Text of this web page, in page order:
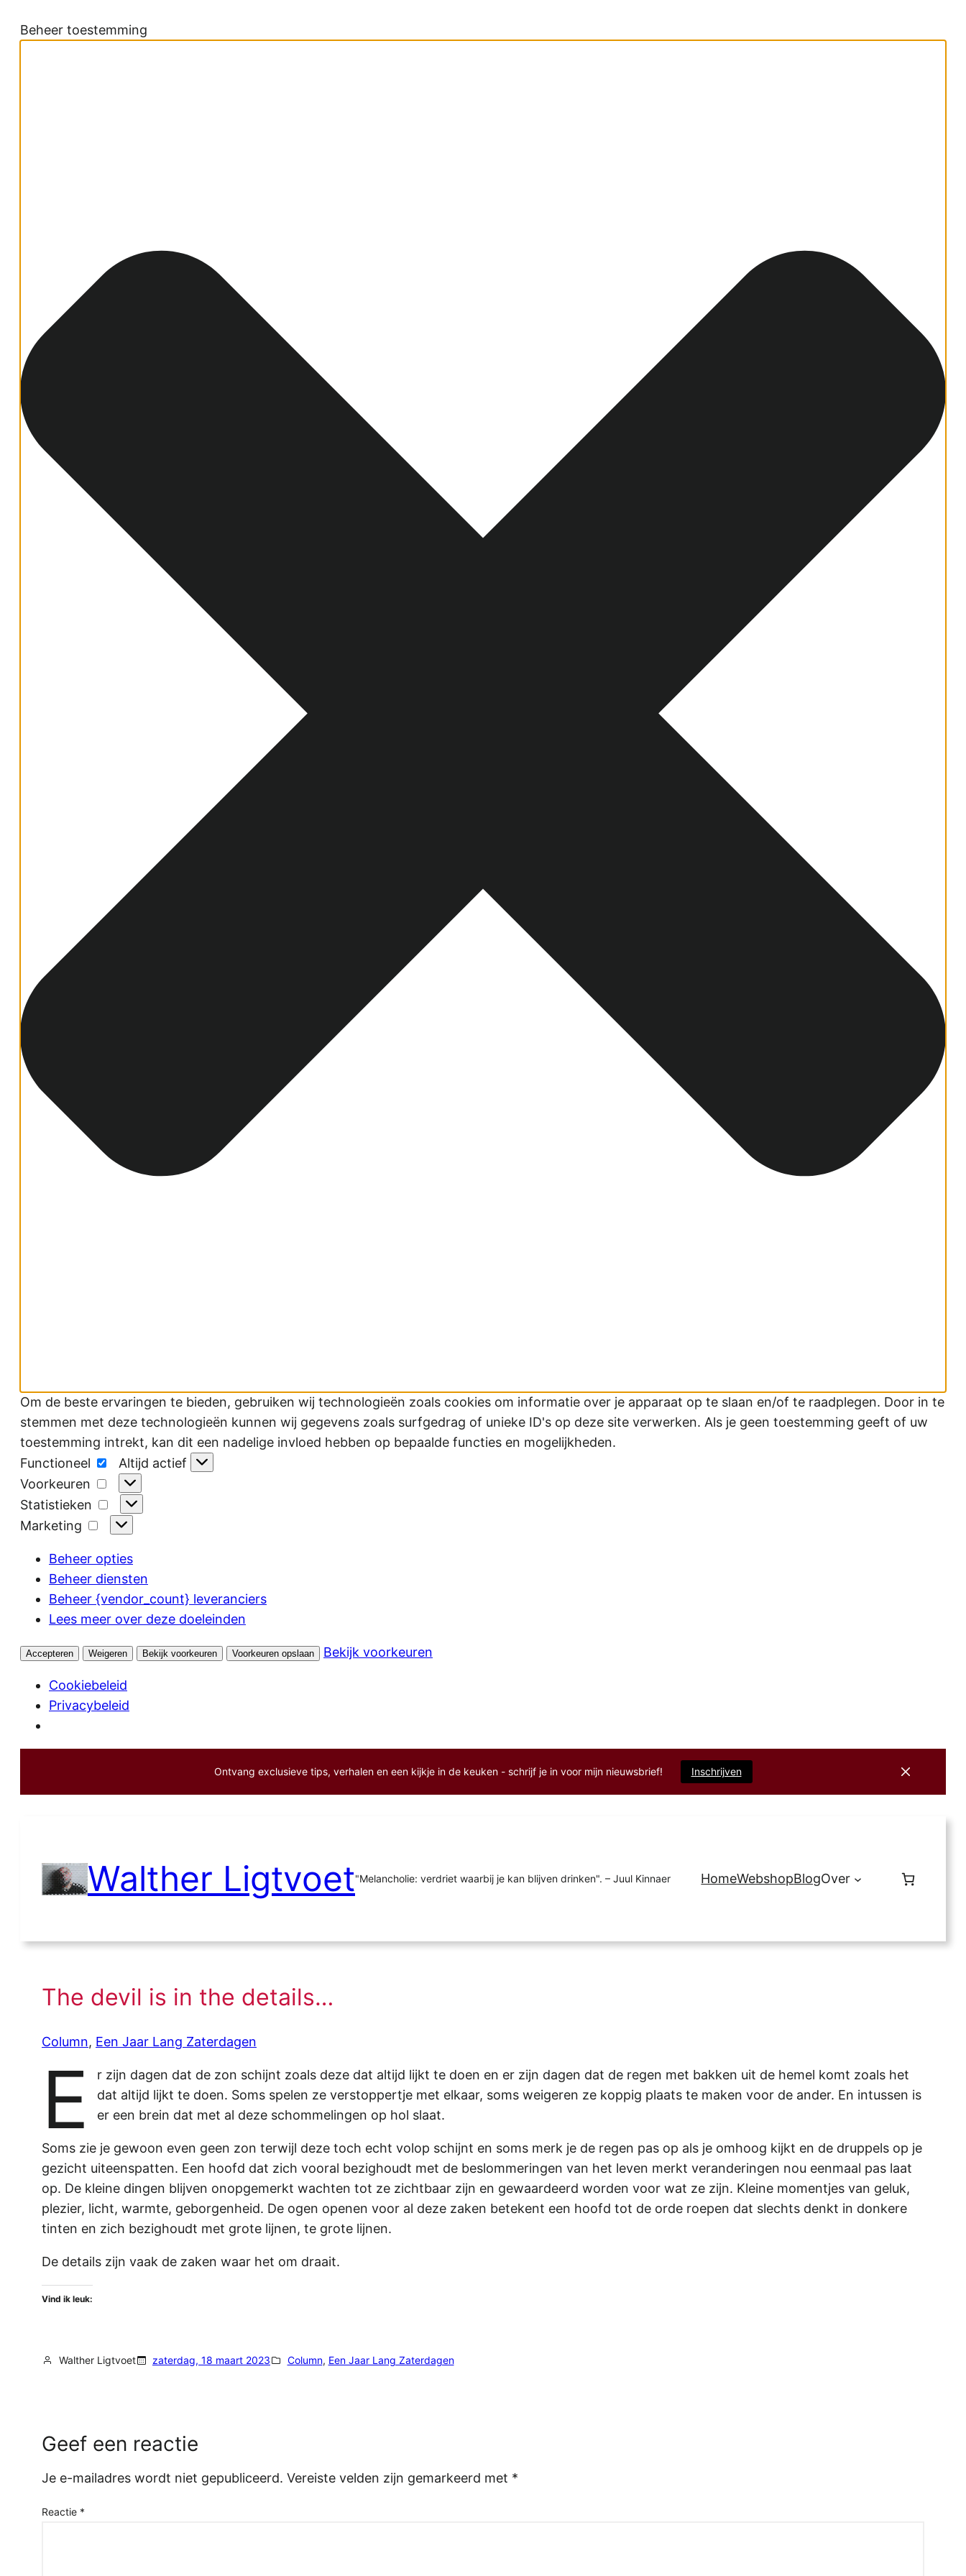
Beheer toestemming
Om de beste ervaringen te bieden, gebruiken wij technologieën zoals cookies om informatie over je apparaat op te slaan en/of te raadplegen. Door in te
stemmen met deze technologieën kunnen wij gegevens zoals surfgedrag of unieke ID's op deze site verwerken. Als je geen toestemming geeft of uw
toestemming intrekt, kan dit een nadelige invloed hebben op bepaalde functies en mogelijkheden.
Functioneel
Functioneel
Altijd actief
Voorkeuren
Voorkeuren
Statistieken
Statistieken
Marketing
Marketing
Beheer opties
Beheer diensten
Beheer {vendor_count} leveranciers
Lees meer over deze doeleinden
Accepteren Weigeren Bekijk voorkeuren Voorkeuren opslaan Bekijk voorkeuren
Cookiebeleid
Privacybeleid
Ontvang exclusieve tips, verhalen en een kijkje in de keuken - schrijf je in voor mijn nieuwsbrief! Inschrijven
inhoud
Walther Ligtvoet"Melancholie: verdriet waarbij je kan blijven drinken". – Juul Kinnaer HomeWebshopBlogOver
The devil is in the details…
Column, Een Jaar Lang Zaterdagen
E
r zijn dagen dat de zon schijnt zoals deze dat altijd lijkt te doen en er zijn dagen dat de regen met bakken uit de hemel komt zoals het
dat altijd lijkt te doen. Soms spelen ze verstoppertje met elkaar, soms weigeren ze koppig plaats te maken voor de ander. En intussen is
er een brein dat met al deze schommelingen op hol slaat.
Soms zie je gewoon even geen zon terwijl deze toch echt volop schijnt en soms merk je de regen pas op als je omhoog kijkt en de druppels op je
gezicht uiteenspatten. Een hoofd dat zich vooral bezighoudt met de beslommeringen van het leven merkt veranderingen nou eenmaal pas laat
op. De kleine dingen blijven onopgemerkt wachten tot ze zichtbaar zijn en gewaardeerd worden voor wat ze zijn. Kleine momentjes van geluk,
plezier, licht, warmte, geborgenheid. De ogen openen voor al deze zaken betekent een hoofd tot de orde roepen dat slechts denkt in donkere
tinten en zich bezighoudt met grote lijnen, te grote lijnen.
De details zijn vaak de zaken waar het om draait.
Vind ik leuk:
Walther Ligtvoet zaterdag, 18 maart 2023 Column, Een Jaar Lang Zaterdagen
Geef een reactie
Je e-mailadres wordt niet gepubliceerd. Vereiste velden zijn gemarkeerd met *
Reactie *